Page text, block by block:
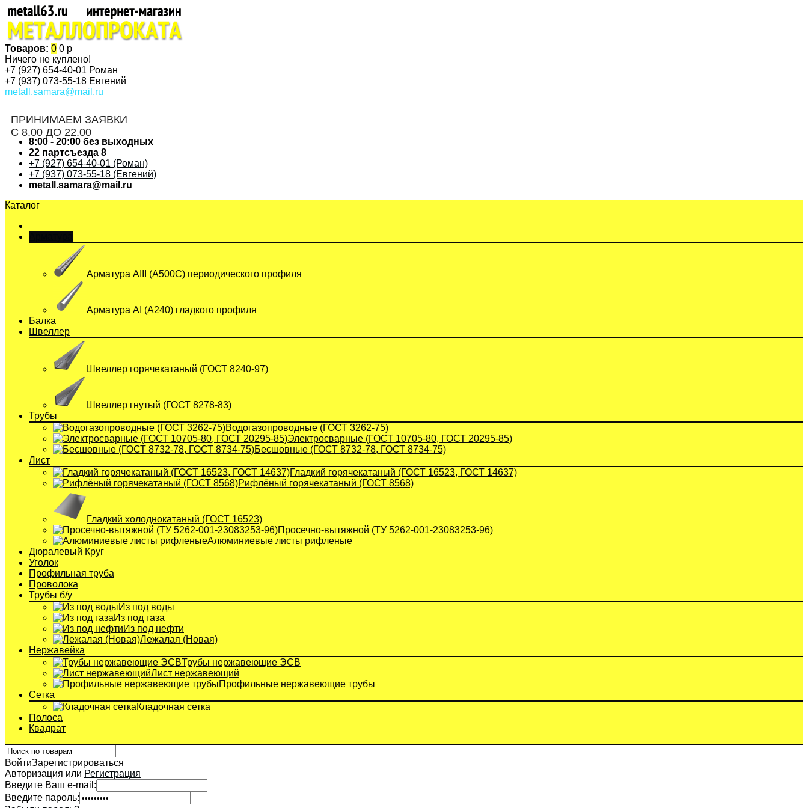
Товаров: 0 0 р
Ничего не куплено!
+7 (927) 654-40-01 Роман
+7 (937) 073-55-18 Евгений
metall.samara@mail.ru
ПРИНИМАЕМ ЗАЯВКИ
С 8.00 ДО 22.00
8:00 - 20:00 без выходных
22 партсъезда 8
+7 (927) 654-40-01 (Роман)
+7 (937) 073-55-18 (Евгений)
metall.samara@mail.ru
Каталог
Арматура АIII (А500С) периодического профиля
Арматура АI (A240) гладкого профиля
Балка
Швеллер
Швеллер горячекатаный (ГОСТ 8240-97)
Швеллер гнутый (ГОСТ 8278-83)
Трубы
Водогазопроводные (ГОСТ 3262-75)
Электросварные (ГОСТ 10705-80, ГОСТ 20295-85)
Бесшовные (ГОСТ 8732-78, ГОСТ 8734-75)
Лист
Гладкий горячекатаный (ГОСТ 16523, ГОСТ 14637)
Рифлёный горячекатаный (ГОСТ 8568)
Гладкий холоднокатаный (ГОСТ 16523)
Просечно-вытяжной (ТУ 5262-001-23083253-96)
Алюминиевые листы рифленые
Дюралевый Круг
Уголок
Профильная труба
Проволока
Трубы б/у
Из под воды
Из под газа
Из под нефти
Лежалая (Новая)
Нержавейка
Трубы нержавеющие ЭСВ
Лист нержавеющий
Профильные нержавеющие трубы
Сетка
Кладочная сетка
Полоса
Квадрат
ВойтиЗарегистрироваться
Авторизация или Регистрация
Введите Ваш e-mail:
Введите пароль: